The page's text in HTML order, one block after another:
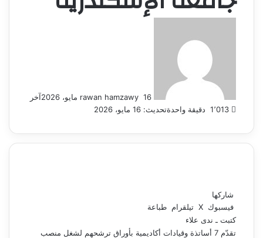
rawan hamzawy 16 مايو، 2026
آخر
تحديث: 16 مايو، 2026دقيقة واحدة
شاركها
فيسبوك ‫X تيلقرام طباعة
كتبت ـ ندى علاء
تقدّم 7 أساتذة وقيادات أكاديمية بأوراق ترشحهم لشغل منصب